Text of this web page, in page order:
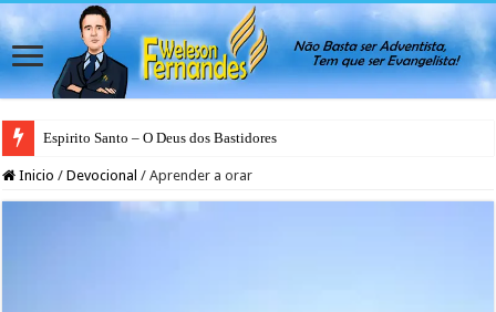
Espirito Santo – O Deus dos Bastidores
Inicio / Devocional / Aprender a orar